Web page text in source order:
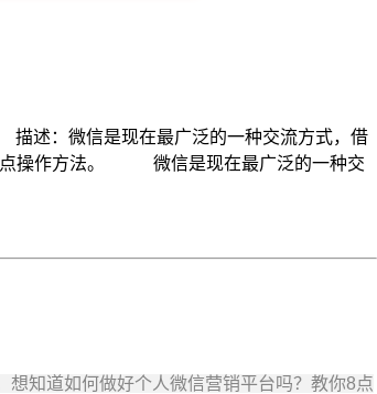
描述：微信是现在最广泛的一种交流方式，借
8点操作方法。 微信是现在最广泛的一种交
知道如何做好个人微信营销平台吗？教你8点